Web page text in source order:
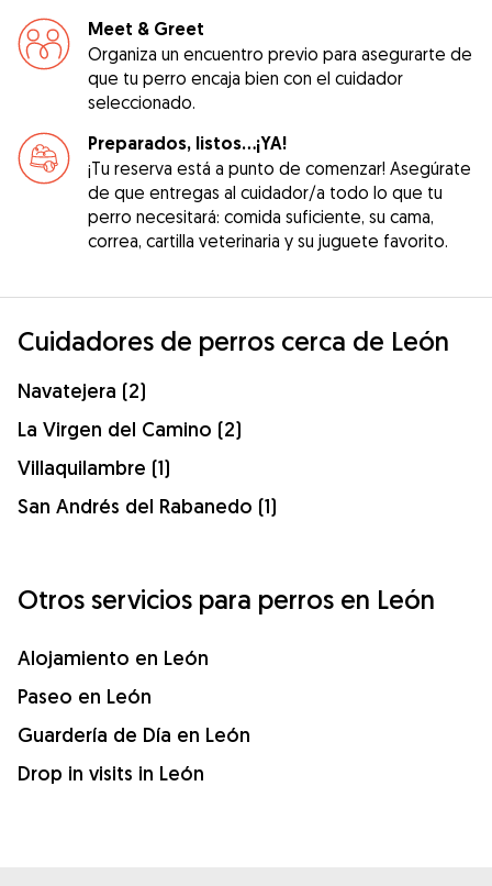
Meet & Greet
Organiza un encuentro previo para asegurarte de
que tu perro encaja bien con el cuidador
seleccionado.
Preparados, listos...¡YA!
¡Tu reserva está a punto de comenzar! Asegúrate
de que entregas al cuidador/a todo lo que tu
perro necesitará: comida suficiente, su cama,
correa, cartilla veterinaria y su juguete favorito.
Cuidadores de perros cerca de León
Navatejera (2)
La Virgen del Camino (2)
Villaquilambre (1)
San Andrés del Rabanedo (1)
Otros servicios para perros en León
Alojamiento en León
Paseo en León
Guardería de Día en León
Drop in visits in León